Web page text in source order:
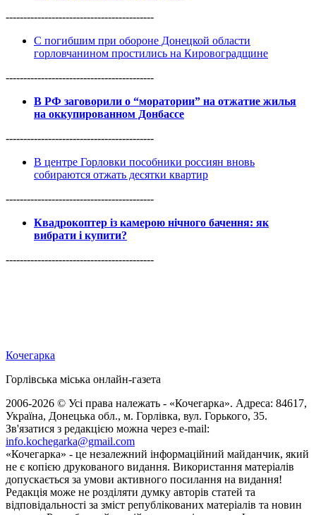
------------------------------------------
С погибшим при обороне Донецкой области
горловчанином простились на Кировоградщине
------------------------------------------
В РФ заговорили о “моратории” на отжатие жилья
на оккупированном Донбассе
------------------------------------------
В центре Горловки пособники россиян вновь
собираются отжать десятки квартир
------------------------------------------
Квадрокоптер із камерою нічного бачення: як
вибрати і купити?
------------------------------------------
Кочегарка
Горлівська міська онлайн-газета
2006-2026 © Усі права належать - «Кочегарка». Адреса: 84617,
Україна, Донецька обл., м. Горлівка, вул. Горького, 35.
Зв'язатися з редакцією можна через e-mail:
info.kochegarka@gmail.com
«Кочегарка» - це незалежний інформаційний майданчик, який
не є копією друкованого видання. Використання матеріалів
допускається за умови активного посилання на видання!
Редакція може не розділяти думку авторів статей та
відповідальності за зміст републікованих матеріалів та новин